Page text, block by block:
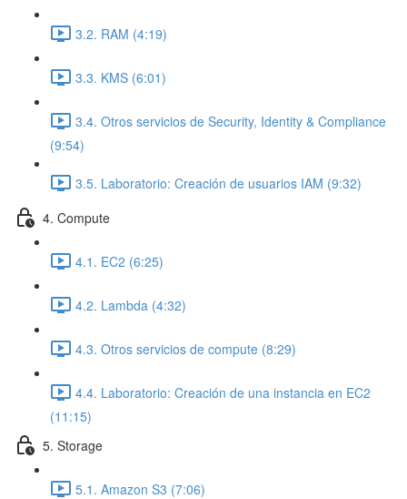
3.2. RAM (4:19)
3.3. KMS (6:01)
3.4. Otros servicios de Security, Identity & Compliance
(9:54)
3.5. Laboratorio: Creación de usuarios IAM (9:32)
4. Compute
4.1. EC2 (6:25)
4.2. Lambda (4:32)
4.3. Otros servicios de compute (8:29)
4.4. Laboratorio: Creación de una instancia en EC2
(11:15)
5. Storage
5.1. Amazon S3 (7:06)